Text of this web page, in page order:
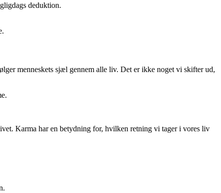
deduktion.
menneskets sjæl gennem alle liv. Det er ikke noget vi skifter ud,
Karma har en betydning for, hvilken retning vi tager i vores liv